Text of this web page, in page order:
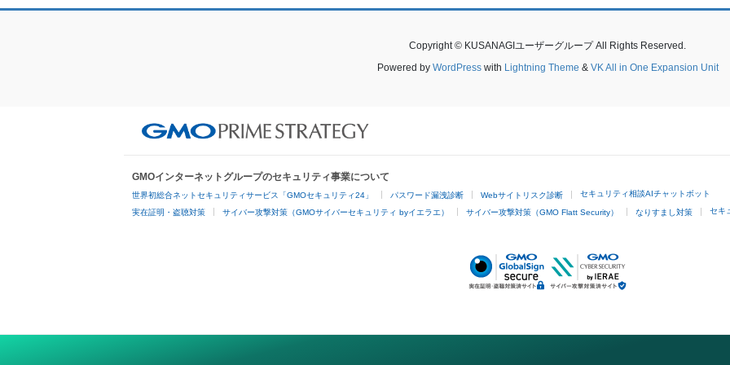
Copyright © KUSANAGIユーザーグループ All Rights Reserved.
Powered by WordPresswith Lightning Theme & VK All in One Expansion Unit
GMOインターネットグループのセキュリティ事業について
世界初総合ネットセキュリティサービス「GMOセキュリティ24」 パスワード漏洩診断 Webサイトリスク診断 セキュリティ相談AIチャットボット
実在証明・盗聴対策 サイバー攻撃対策（GMOサイバーセキュリティ byイエラエ） サイバー攻撃対策（GMO Flatt Security） なりすまし対策 セキ